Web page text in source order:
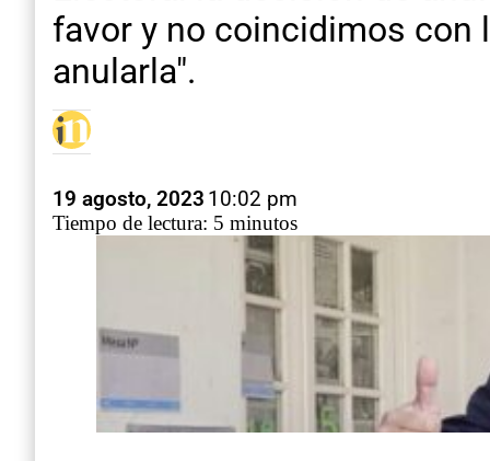
favor y no coincidimos con
anularla".
19 agosto, 2023 10:02 pm
Tiempo de lectura: 5 minutos